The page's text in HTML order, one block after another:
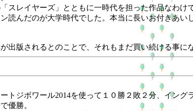
スレイヤーズ」とともに一時代を担った作品なわけ
読んだのが大学時代でした。本当に長いお付きあい
版されるとのことで、それもまだ買い続ける事に
トジボワール2014を使って１０勝２敗２分、イング
優勝。